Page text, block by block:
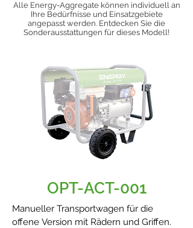
Alle Energy-Aggregate können individuell an
Ihre Bedürfnisse und Einsatzgebiete
angepasst werden. Entdecken Sie die
Sonderausstattungen für dieses Modell!
OPT-ACT-001
Manueller Transportwagen für die
offene Version mit Rädern und Griffen.